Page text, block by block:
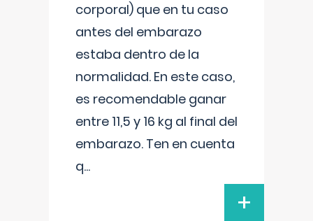
corporal) que en tu caso
antes del embarazo
estaba dentro de la
normalidad. En este caso,
es recomendable ganar
entre 11,5 y 16 kg al final del
embarazo. Ten en cuenta
q...
+